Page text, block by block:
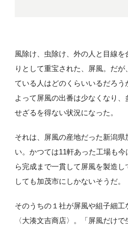
風除け、虫除け、外の人と目線
りとして重宝された、屏風。だ
ている人はどのくらいいるだろう
よって屏風の出番は少なくなり
せざるを得ない状況になった。
それは、屏風の産地だった新潟県
い。かつては11軒あった工場も
ら完成まで一貫して屏風を製造
しても加茂市にしかないそうだ。
そのうちの１社が屏風や組子細工
〈大湊文吉商店〉。「屏風だけ